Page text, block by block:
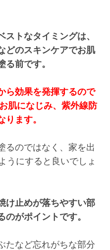
トなタイミングは、
どのスキンケアでお肌
る前です。
ら効果を発揮するので
肌になじみ、紫外線防
ます。
るのではなく、家を出
うにすると良いでしょ
け止めが落ちやすい部
がポイントです。
たなど忘れがちな部分